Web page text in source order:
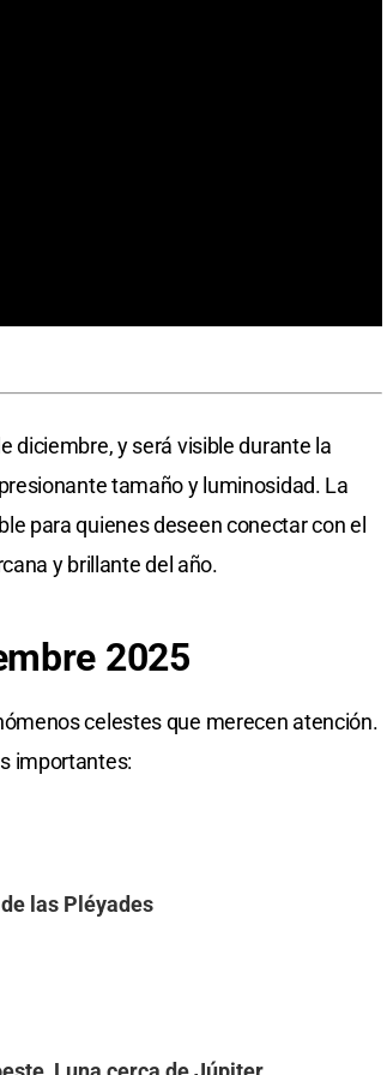
diciembre, y será visible durante la
tamaño y luminosidad. La
para quienes deseen conectar con el
y brillante del año.
2025
celestes que merecen atención.
importantes:
las Pléyades